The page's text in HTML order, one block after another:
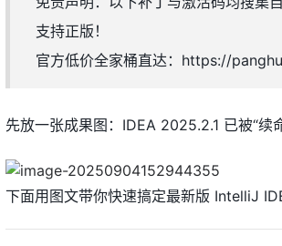
支持正版！
官方低价全家桶直达：https://
先放一张成果图：IDEA 2025.2.1 已被“续
下面用图文带你快速搞定最新版 IntelliJ